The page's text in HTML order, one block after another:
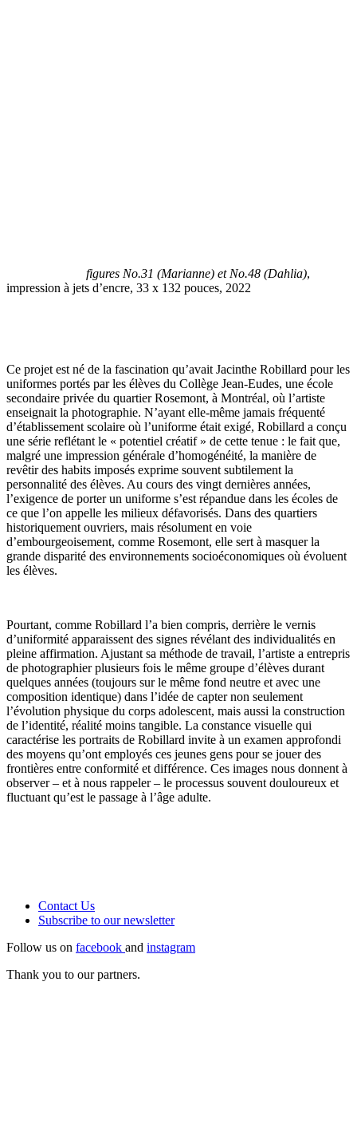
figures No.31 (Marianne) et No.48 (Dahlia),
impression à jets d’encre, 33 x 132 pouces, 2022
Ce projet est né de la fascination qu’avait Jacinthe Robillard pour les
uniformes portés par les élèves du Collège Jean-Eudes, une école
secondaire privée du quartier Rosemont, à Montréal, où l’artiste
enseignait la photographie. N’ayant elle-même jamais fréquenté
d’établissement scolaire où l’uniforme était exigé, Robillard a conçu
une série reflétant le « potentiel créatif » de cette tenue : le fait que,
malgré une impression générale d’homogénéité, la manière de
revêtir des habits imposés exprime souvent subtilement la
personnalité des élèves. Au cours des vingt dernières années,
l’exigence de porter un uniforme s’est répandue dans les écoles de
ce que l’on appelle les milieux défavorisés. Dans des quartiers
historiquement ouvriers, mais résolument en voie
d’embourgeoisement, comme Rosemont, elle sert à masquer la
grande disparité des environnements socioéconomiques où évoluent
les élèves.
Pourtant, comme Robillard l’a bien compris, derrière le vernis
d’uniformité apparaissent des signes révélant des individualités en
pleine affirmation. Ajustant sa méthode de travail, l’artiste a entrepris
de photographier plusieurs fois le même groupe d’élèves durant
quelques années (toujours sur le même fond neutre et avec une
composition identique) dans l’idée de capter non seulement
l’évolution physique du corps adolescent, mais aussi la construction
de l’identité, réalité moins tangible. La constance visuelle qui
caractérise les portraits de Robillard invite à un examen approfondi
des moyens qu’ont employés ces jeunes gens pour se jouer des
frontières entre conformité et différence. Ces images nous donnent à
observer – et à nous rappeler – le processus souvent douloureux et
fluctuant qu’est le passage à l’âge adulte.
Contact Us
Subscribe to ournewsletter
Follow us on facebook and instagram
Thank you to our partners.